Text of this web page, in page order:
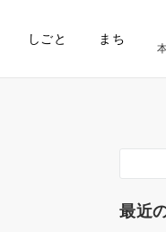
しごと まち
最近